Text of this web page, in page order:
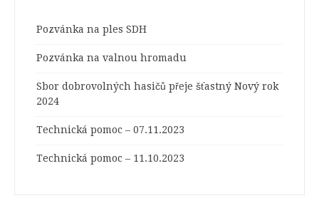
Pozvánka na ples SDH
Pozvánka na valnou hromadu
Sbor dobrovolných hasičů přeje šťastný Nový rok
2024
Technická pomoc – 07.11.2023
Technická pomoc – 11.10.2023